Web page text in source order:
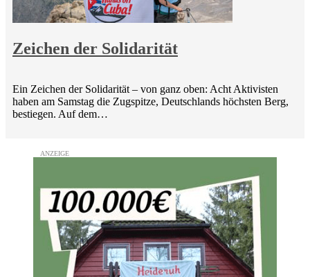
Zeichen der Solidarität
Ein Zeichen der Solidarität – von ganz oben: Acht Aktivisten
haben am Samstag die Zugspitze, Deutschlands höchsten Berg,
bestiegen. Auf dem…